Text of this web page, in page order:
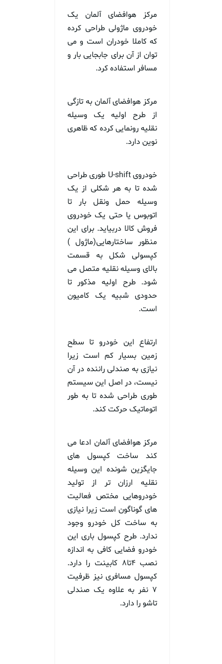
مرکز هوافضای آلمان یک
خودروی ماژولی طراحی کرده
که کاملا خودران است و می
توان از آن برای جابجایی بار و
مسافر استفاده کرد.
مرکز هوافضای آلمان به تازگی
از طرح اولیه یک وسیله
نقلیه رونمایی کرده که ظاهری
نوین دارد.
خودروی U-shift طوری طراحی
شده تا به هر شکلی از یک
وسیله حمل ونقل بار تا
اتوبوس یا حتی یک خودروی
فروش کالا دربیاید. برای این
منظور ساختارهایی(ماژول )
کپسولی شکل به قسمت
بالای وسیله نقلیه متصل می
شود. طرح اولیه مذکور تا
حدودی شبیه یک کامیون
است.
ارتفاع این خودرو تا سطح
زمین بسیار کم است زیرا
نیازی به صندلی راننده در آن
نیست، در اصل این سیستم
طوری طراحی شده تا به طور
اتوماتیک حرکت کند.
مرکز هوافضای آلمان ادعا می
کند ساخت کپسول های
جایگزین شونده این وسیله
نقلیه ارزان تر از تولید
خودروهایی مختص فعالیت
های گوناگون است زیرا نیازی
به ساخت کل خودرو وجود
ندارد. طرح کپسول باری این
خودرو فضایی کافی به اندازه
نصب ۴تا۸ کابینت را دارد.
کپسول مسافری نیز ظرفیت
۷ نفر به علاوه یک صندلی
تاشو را دارد.